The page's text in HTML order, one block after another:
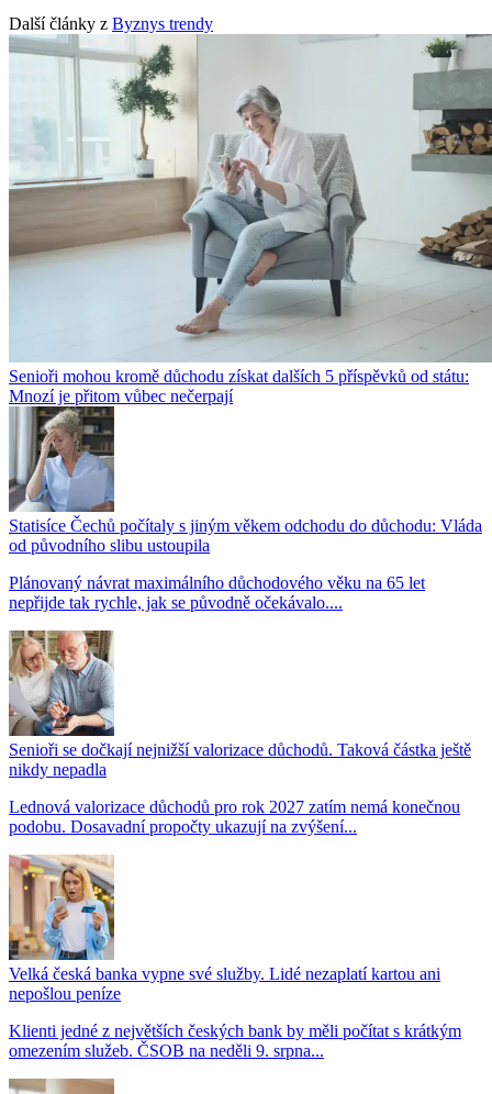
Další články z Byznys trendy
Senioři mohou kromě důchodu získat dalších 5 příspěvků od státu:
Mnozí je přitom vůbec nečerpají
Statisíce Čechů počítaly s jiným věkem odchodu do důchodu: Vláda
od původního slibu ustoupila
Plánovaný návrat maximálního důchodového věku na 65 let
nepřijde tak rychle, jak se původně očekávalo....
Senioři se dočkají nejnižší valorizace důchodů. Taková částka ještě
nikdy nepadla
Lednová valorizace důchodů pro rok 2027 zatím nemá konečnou
podobu. Dosavadní propočty ukazují na zvýšení...
Velká česká banka vypne své služby. Lidé nezaplatí kartou ani
nepošlou peníze
Klienti jedné z největších českých bank by měli počítat s krátkým
omezením služeb. ČSOB na neděli 9. srpna...